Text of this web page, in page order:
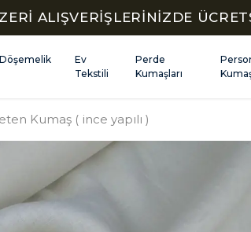
ALIŞVERİŞLERİNİZDE
Döşemelik
Ev
Tekstili
Perde
Kumaşları
Kumaş ( ince yapılı )